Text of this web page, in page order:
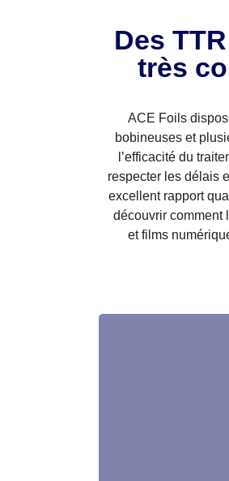
Des
très
ACE Foils
bobineuses et
l’efficacité du
respecter les délais
excellent rapport
découvrir comment
et films